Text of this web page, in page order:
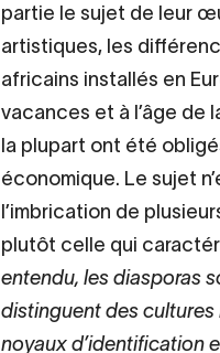
partie le sujet de leur
artistiques, les
africains installés en
vacances et à l’âge de
la plupart ont été
économique. Le sujet
l’imbrication de
plutôt celle qui
entendu, les diasporas
distinguent des cultures
noyaux d’identification